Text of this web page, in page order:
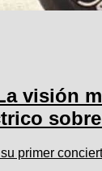
visión